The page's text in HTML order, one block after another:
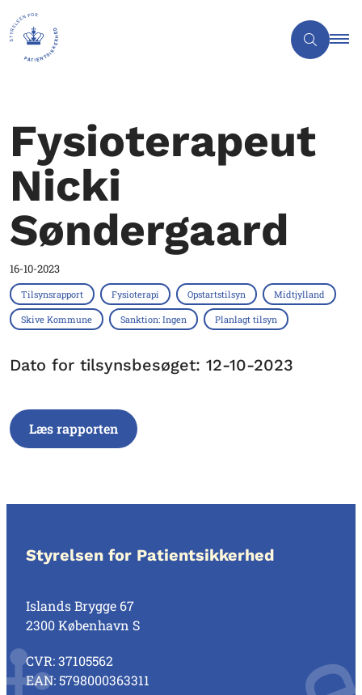
Fysioterapeut
Nicki
Søndergaard
16-10-2023
Tilsynsrapport Fysioterapi Opstartstilsyn Midtjylland
Skive Kommune Sanktion: Ingen Planlagt tilsyn
Dato for tilsynsbesøget: 12-10-2023
Læs rapporten
Styrelsen for Patientsikkerhed
Islands Brygge 67
2300 København S
CVR: 37105562
EAN: 5798000363311